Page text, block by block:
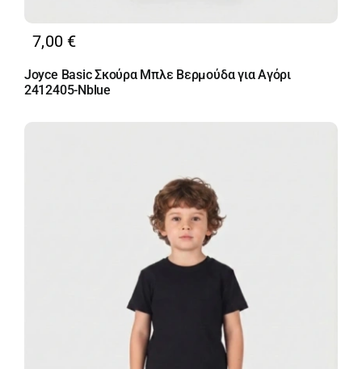
7,00 €
Joyce Basic Σκούρα Μπλε Βερμούδα για Αγόρι
2412405-Nblue